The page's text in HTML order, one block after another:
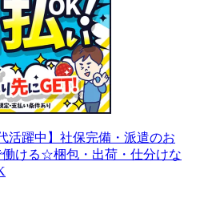
活躍中】社保完備・派遣のお
ける☆梱包・出荷・仕分けな